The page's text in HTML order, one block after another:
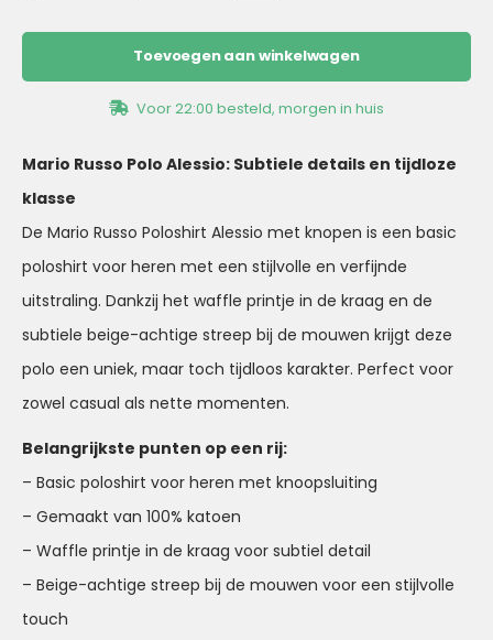
Toevoegen aan winkelwagen
Voor 22:00 besteld, morgen in huis
Mario Russo Polo Alessio: Subtiele details en tijdloze
klasse
De Mario Russo Poloshirt Alessio met knopen is een basic
poloshirt voor heren met een stijlvolle en verfijnde
uitstraling. Dankzij het waffle printje in de kraag en de
subtiele beige-achtige streep bij de mouwen krijgt deze
polo een uniek, maar toch tijdloos karakter. Perfect voor
zowel casual als nette momenten.
Belangrijkste punten op een rij:
– Basic poloshirt voor heren met knoopsluiting
– Gemaakt van 100% katoen
– Waffle printje in de kraag voor subtiel detail
– Beige-achtige streep bij de mouwen voor een stijlvolle
touch